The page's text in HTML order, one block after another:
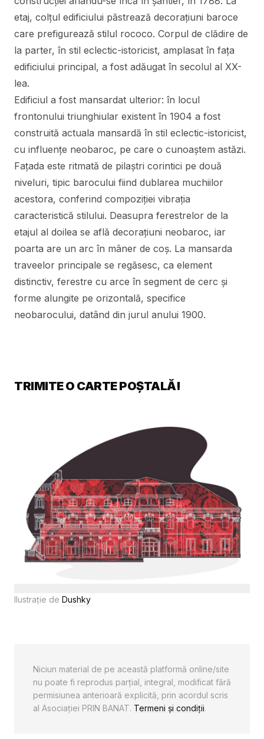
etaj, colțul edificiului păstrează decorațiuni baroce
care prefigurează stilul rococo. Corpul de clădire de
la parter, în stil eclectic-istoricist, amplasat în fața
edificiului principal, a fost adăugat în secolul al XX-
lea.
Edificiul a fost mansardat ulterior: în locul
frontonului triunghiular existent în 1904 a fost
construită actuala mansardă în stil eclectic-istoricist,
cu influențe neobaroc, pe care o cunoaștem astăzi.
Fațada este ritmată de pilaștri corintici pe două
niveluri, tipic barocului fiind dublarea muchiilor
acestora, conferind compoziției vibrația
caracteristică stilului. Deasupra ferestrelor de la
etajul al doilea se află decorațiuni neobaroc, iar
poarta are un arc în mâner de coș. La mansarda
traveelor principale se regăsesc, ca element
distinctiv, ferestre cu arce în segment de cerc și
forme alungite pe orizontală, specifice
neobarocului, datând din jurul anului 1900.
TRIMITE O CARTE POȘTALĂ!
Ilustrație de Dushky
Niciun material de pe această platformă online/site
nu poate fi reprodus parţial, integral, modificat fără
permisiunea anterioară explicită, prin acordul scris
al Asociaţiei PRIN BANAT. Termeni și condiții.